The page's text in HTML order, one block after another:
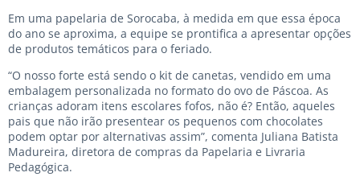
Em uma papelaria de Sorocaba, à medida em que essa época
do ano se aproxima, a equipe se prontifica a apresentar opções
de produtos temáticos para o feriado.
“O nosso forte está sendo o kit de canetas, vendido em uma
embalagem personalizada no formato do ovo de Páscoa. As
crianças adoram itens escolares fofos, não é? Então, aqueles
pais que não irão presentear os pequenos com chocolates
podem optar por alternativas assim”, comenta Juliana Batista
Madureira, diretora de compras da Papelaria e Livraria
Pedagógica.